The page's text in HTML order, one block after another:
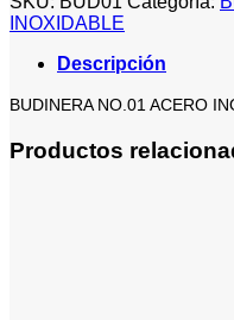
INOXIDABLE
Descripción
BUDINERA NO.01 ACERO
Productos